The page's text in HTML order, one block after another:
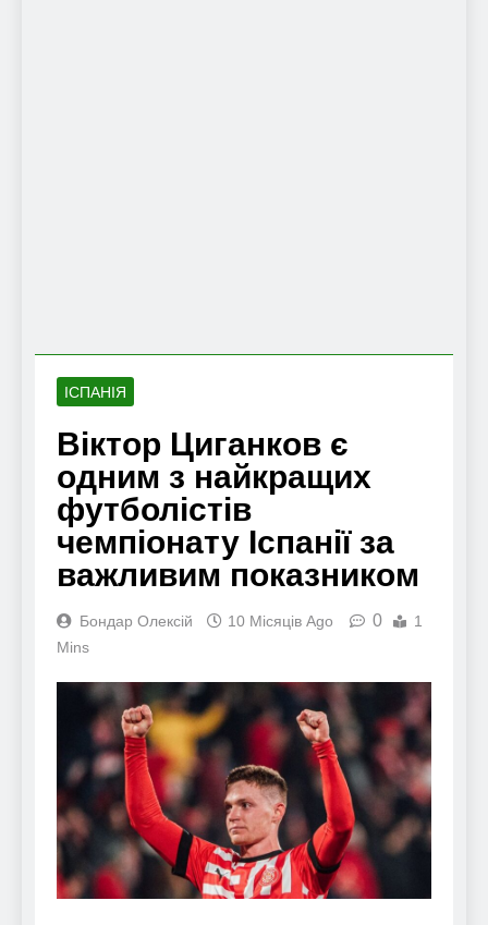
ІСПАНІЯ
Віктор Циганков є
одним з найкращих
футболістів
чемпіонату Іспанії за
важливим показником
Бондар Олексій 10 Місяців Ago 0
1
Mins